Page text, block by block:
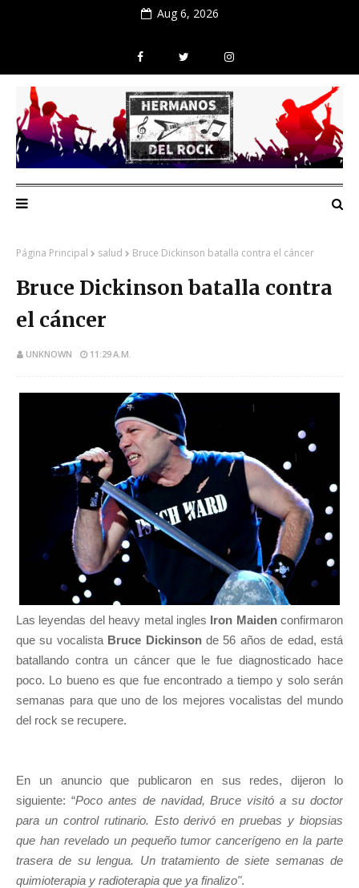
Aug 6, 2026
Página Principal salud Bruce Dickinson batalla contra el cáncer
Bruce Dickinson batalla contra
el cáncer
UNKNOWN 11:29 A.M.
Las leyendas del heavy metal ingles Iron Maidenconfirmaron
que su vocalista Bruce Dickinsonde 56 años de edad, está
batallando contra un cáncer que le fue diagnosticado hace
poco. Lo bueno es que fue encontrado a tiempo y solo serán
semanas para que uno de los mejores vocalistas del mundo
del rock se recupere.
En un anuncio que publicaron en sus redes, dijeron lo
siguiente: “Poco antes de navidad, Bruce visitó a su doctor
para un control rutinario. Esto derivó en pruebas y biopsias
que han revelado un pequeño tumor cancerígeno en la parte
trasera de su lengua. Un tratamiento de siete semanas de
quimioterapia y radioterapia que ya finalizo".